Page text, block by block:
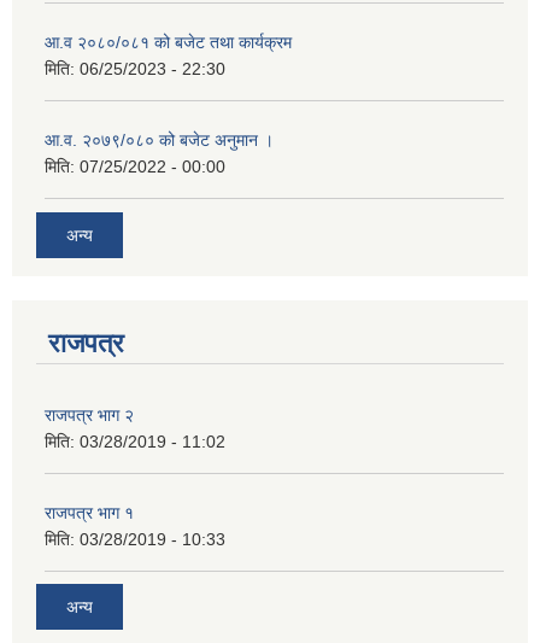
आ.व २०८०/०८१ को बजेट तथा कार्यक्रम
मिति: 06/25/2023 - 22:30
आ.व. २०७९/०८० को बजेट अनुमान ।
मिति: 07/25/2022 - 00:00
अन्य
राजपत्र
राजपत्र भाग २
मिति: 03/28/2019 - 11:02
राजपत्र भाग १
मिति: 03/28/2019 - 10:33
अन्य